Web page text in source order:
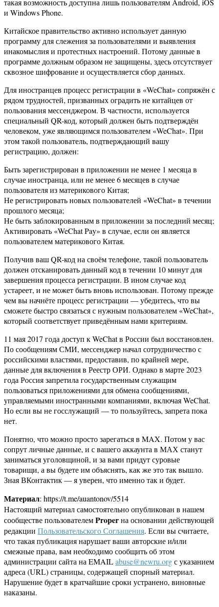
такая возможность доступна лишь пользователям Android, iOS
и Windows Phone.
Китайское правительство активно использует данную
программу для слежения за пользователями и выявления
инакомыслия и протестных настроений. Потому данные в
программе должным образом не защищены, здесь отсутствует
сквозное шифрование и осуществляется сбор данных.
Для иностранцев процесс регистрации в «WeChat» сопряжён с
рядом трудностей, призванных оградить не китайцев от
пользования мессенджером. В частности, используется
специальный QR-код, который должен быть подтверждён
человеком, уже являющимся пользователем «WeChat». При
этом такой пользователь, подтверждающий вашу
регистрацию, должен:
Быть зарегистрирован в приложении не менее 1 месяца в
случае иностранца, или не менее 6 месяцев в случае
пользователя из материкового Китая;
Не регистрировать новых пользователей «WeChat» в течении
прошлого месяца;
Не быть заблокированным в приложении за последний месяц;
Активировать «WeChat Pay» в случае, если он является
пользователем материкового Китая.
Получив ваш QR-код на своём телефоне, такой пользователь
должен отсканировать данный код в течении 10 минут для
завершения процесса регистрации. В ином случае код
устареет, и не может быть вновь использован. Потому прежде
чем вы начнёте процесс регистрации — убедитесь, что вы
сможете быстро связаться с нужным пользователем «WeChat»,
который соответствует приведённым нами критериям.
11 мая 2017 года доступ к WeChat в России был восстановлен.
По сообщениям СМИ, мессенджер начал сотрудничество с
российскими властями, предоставив, по крайней мере,
данные для включения в Реестр ОРИ. Однако в марте 2023
года Россия запретила государственным служащим
пользоваться приложениями для обмена сообщениями,
управляемыми иностранными компаниями, включая WeChat.
Но если вы не госслужащий — то пользуйтесь, запрета пока
нет.
Понятно, что можно просто зарегаться в MAX. Потом у вас
сопрут личные данные, и с вашего аккаунта в МАХ станут
заниматься уголовщиной, и за вами придут суровые
товарищи, а вы будете им объяснять, как же это так вышло.
Зная ВКонтактик — я уверен, что именно так и будет.
Материал: https://t.me/auantonov/5514
Настоящий материал самостоятельно опубликован в нашем
сообществе пользователемProperна основании действующей
редакции Пользовательского Соглашения. Если вы считаете,
что такая публикация нарушает ваши авторские и/или
смежные права, вам необходимо сообщить об этом
администрации сайта на EMAILabuse@newru.orgс указанием
адреса (URL) страницы, содержащей спорный материал.
Нарушение будет в кратчайшие сроки устранено, виновные
наказаны.